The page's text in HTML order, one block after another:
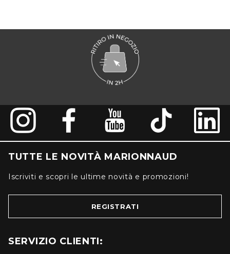
TUTTE LE NOVITÀ MARIONNAUD
Iscriviti e scopri le ultime novità e promozioni!
REGISTRATI
SERVIZIO CLIENTI: